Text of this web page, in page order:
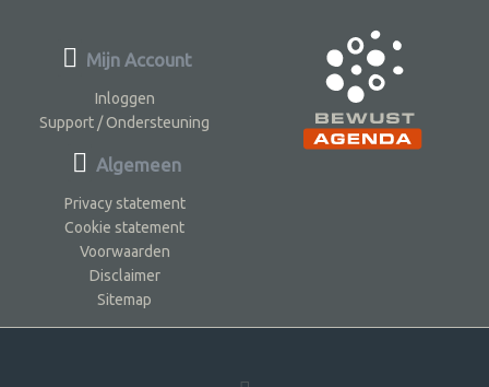
Mijn Account
Inloggen
Support / Ondersteuning
Algemeen
Privacy statement
Cookie statement
Voorwaarden
Disclaimer
Sitemap